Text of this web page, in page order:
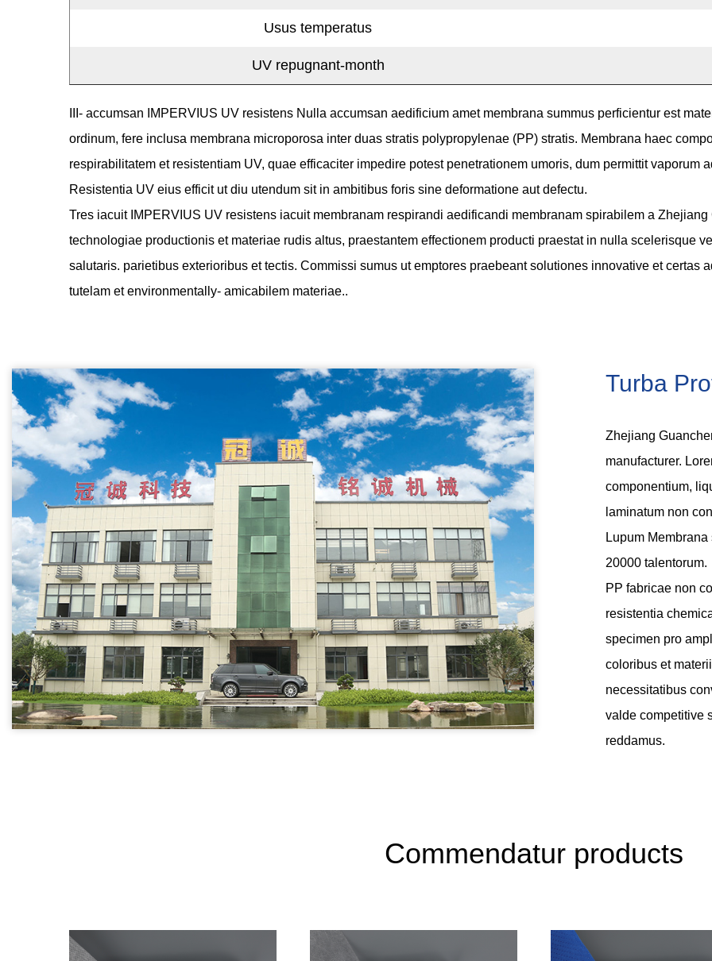
Usus temperatus
UV repugnant-month
III- accumsan IMPERVIUS UV resistens Nulla accumsan aedificium amet membrana summus perficientur est
ordinum, fere inclusa membrana microporosa inter duas stratis polypropylenae (PP) stratis. Membrana haec
respirabilitatem et resistentiam UV, quae efficaciter impedire potest penetrationem umoris, dum permittit vaporum
Resistentia UV eius efficit ut diu utendum sit in ambitibus foris sine deformatione aut defectu.
Tres iacuit IMPERVIUS UV resistens iacuit membranam respirandi aedificandi membranam spirabilem a
technologiae productionis et materiae rudis altus, praestantem effectionem producti praestat in nulla scelerisque
salutaris. parietibus exterioribus et tectis. Commissi sumus ut emptores praebeant solutiones innovative et certas
tutelam et environmentally- amicabilem materiae..
Turba
Zhejiang
manufacturer.
componentium,
laminatum non
Lupum
20000 talentorum.
PP fabricae non
resistentia
specimen pro
coloribus et
necessitatibus
valde competitive
reddamus.
Commendatur products